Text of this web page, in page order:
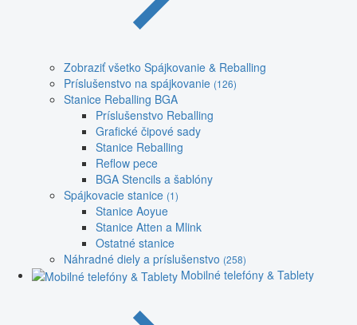
Zobraziť všetko Spájkovanie & Reballing
Príslušenstvo na spájkovanie (126)
Stanice Reballing BGA
Príslušenstvo Reballing
Grafické čipové sady
Stanice Reballing
Reflow pece
BGA Stencils a šablóny
Spájkovacie stanice (1)
Stanice Aoyue
Stanice Atten a Mlink
Ostatné stanice
Náhradné diely a príslušenstvo (258)
Mobilné telefóny & Tablety